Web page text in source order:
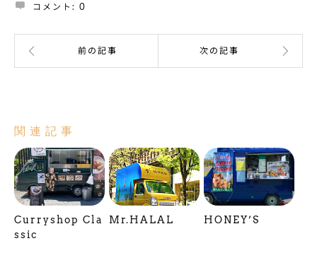
コメント: 0
関連記事
Curryshop Cla
ssic
Mr.HALAL HONEY’S